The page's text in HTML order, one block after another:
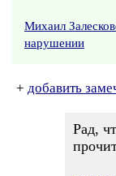
Михаил
нарушении
+ добавить
Рад,